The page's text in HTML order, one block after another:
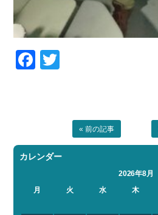
Facebook
« 前の記事
カレンダー
2026年8月
月
火 水 木